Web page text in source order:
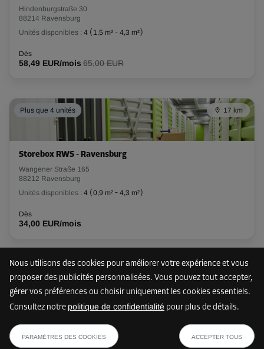
Nous utilisons des cookies pour améliorer votre expérience et vous
proposer des publicités personnalisées. Vous pouvez tout accepter,
gérer vos préférences ou choisir uniquement les cookies essentiels.
Consultez notre politique de confidentialité pour plus de détails.
PARAMÈTRES DES COOKIES ACCEPTER TOUS
Surface: 2 m²
Volume: 4,4 m³
Dès
Compartiment 35
Surface: 1,3 m²
Volume: 2,9 m³
Long:1,2 m Larg:
Dès
Compartiment 27
Surface: 2 m²
Volume: 4,4 m³
Long: m Larg: m Haut: 2,3 m
Dès
67,00 EUR/mois
Hindenburgstraße 30
88214 Ravensburg
Unités disponibles : 4 ( 1,5 m² - 4,3 m²)
Dès
58,49 EUR/mois 65,00 EUR
Plus que 4 unités 17 km
Storebox RWS - Ravensburg
Wangener Straße 165
88212 Ravensburg
Unités disponibles : 4 (0,9 m² - 4,3 m²)
Dès
34,00 EUR/mois
88131 Lindau (Bodensee)
45,00 EUR/mois AFFICHER LE PLAN